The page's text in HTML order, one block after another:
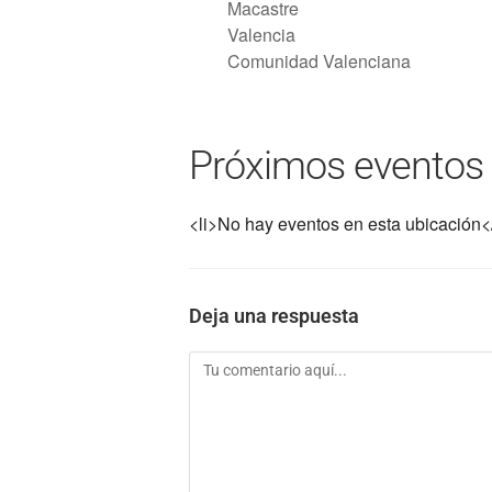
Macastre
Valencia
Comunidad Valenciana
Próximos eventos
<li>No hay eventos en esta
Deja una respuesta